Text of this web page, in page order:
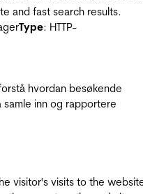
and fast search results.
Type: HTTP-
hvordan besøkende
inn og rapportere
visitor's visits to the